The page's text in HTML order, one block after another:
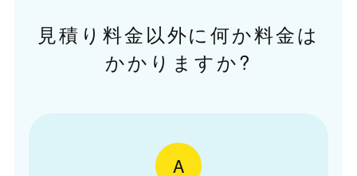
見積り料金以外に何か料金は
かかりますか?
A